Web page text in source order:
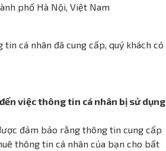
phố Hà Nội, Việt Nam
cá nhân đã cung cấp, quý khách có
việc thông tin cá nhân bị sử dụng
đảm bảo rằng thông tin cung cấp
thông tin cá nhân của bạn cho bất